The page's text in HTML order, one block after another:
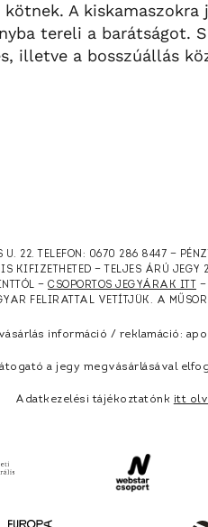
A kiskamaszokra
tereli a barátságot.
illetve a bosszúállás
U. 22. TELEFON: 0670 286 8447 —
KIFIZETHETED — TELJES ÁRÚ
— CSOPORTOS JEGYÁRAK ITT
—
FELIRATTAL VETÍTJÜK. A
információ / reklamáció:
a jegy megvásárlásával
Adatkezelési tájékoztatónk itt